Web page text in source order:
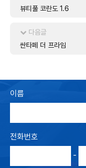
뷰티풀 코란도 1.6
다음글
싼타페 더 프라임
이름
전화번호
-